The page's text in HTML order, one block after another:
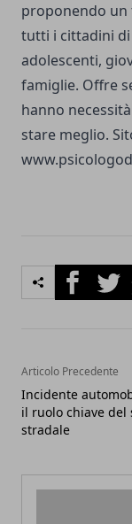
proponendo un
tutti i cittadini di
adolescenti,
famiglie. Offre
hanno
stare meglio.
Facebook
Articolo Precedente
Incidente
il ruolo chiave del
stradale